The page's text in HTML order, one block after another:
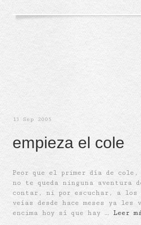
13 Sep 2005
empieza el cole
Peor que el primer día de cole,
no te queda ninguna aventura
contar, ni por escuchar, a los
veías desde hace meses ya les
encima hoy sí que hay … Leer